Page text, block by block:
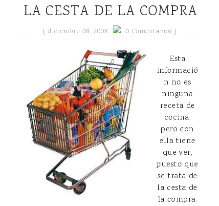
LA CESTA DE LA COMPRA
{diciembre 08, 2008 0 Comentarios }
Esta
informació
n no es
ninguna
receta de
cocina,
pero con
ella tiene
que ver,
puesto que
se trata de
la cesta de
la compra.